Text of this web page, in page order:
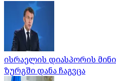
ისრაელის დიასპორის
ზურგში დანა ჩაგვცა